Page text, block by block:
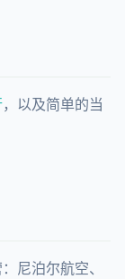
，以及简单的当
尼泊尔航空、